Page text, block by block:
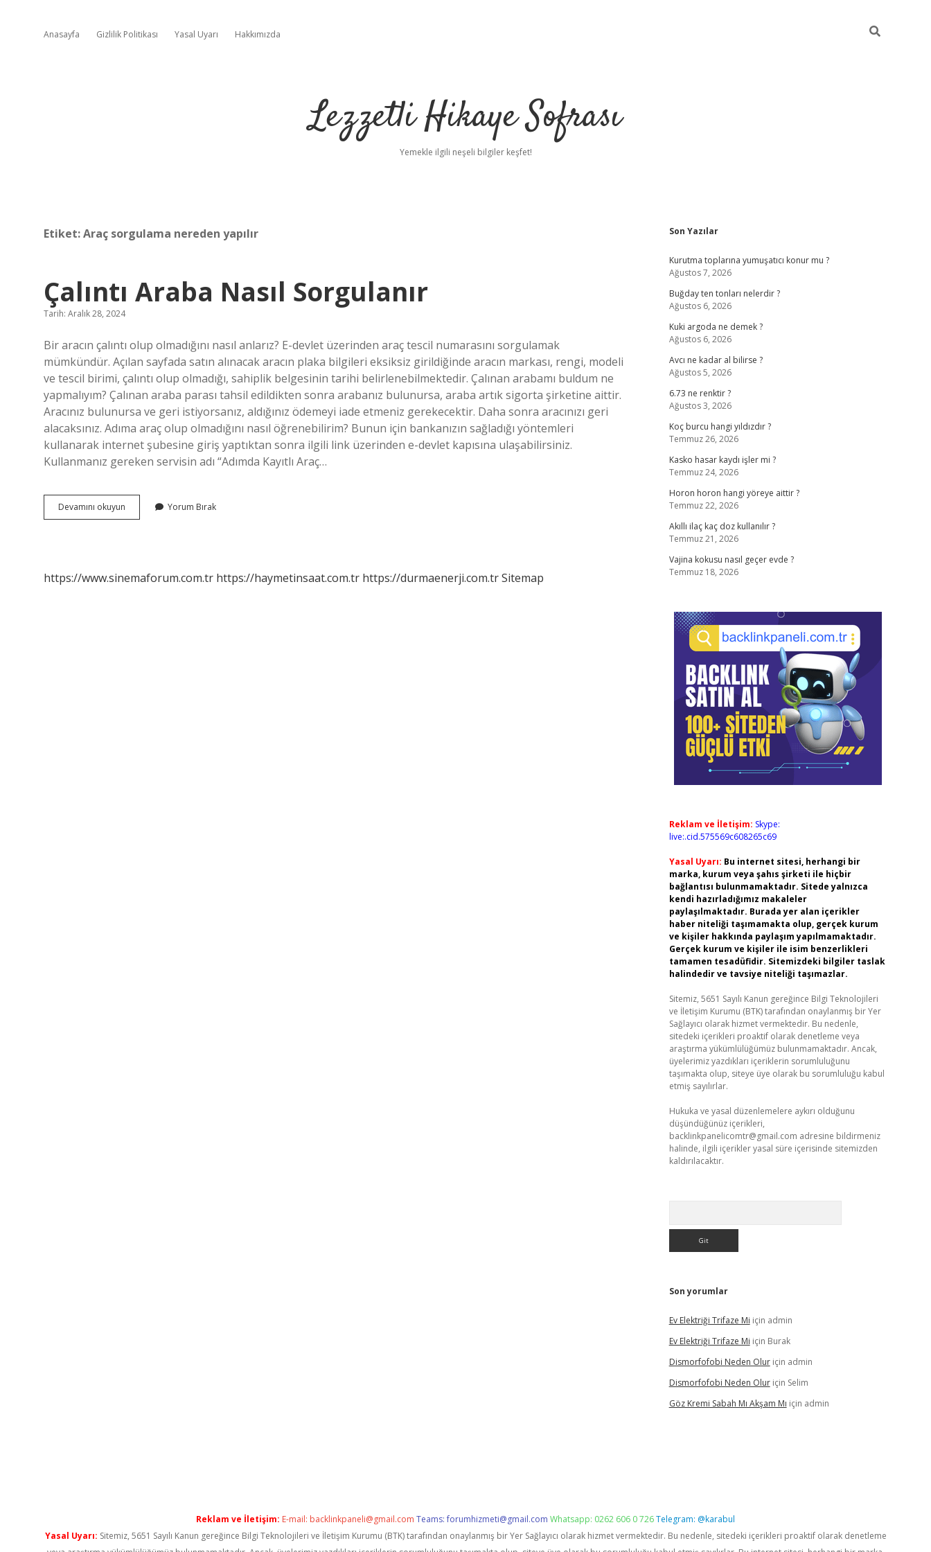
Anasayfa Gizlilik Politikası Yasal Uyarı Hakkımızda
Lezzetli Hikaye Sofrası
Yemekle ilgili neşeli bilgiler keşfet!
Etiket:Araç sorgulama nereden yapılır
Çalıntı Araba Nasıl Sorgulanır
Tarih: Aralık 28, 2024
Bir aracın çalıntı olup olmadığını nasıl anlarız? E-devlet üzerinden araç tescil numarasını sorgulamak
mümkündür. Açılan sayfada satın alınacak aracın plaka bilgileri eksiksiz girildiğinde aracın markası, rengi, modeli
ve tescil birimi, çalıntı olup olmadığı, sahiplik belgesinin tarihi belirlenebilmektedir. Çalınan arabamı buldum ne
yapmalıyım? Çalınan araba parası tahsil edildikten sonra arabanız bulunursa, araba artık sigorta şirketine aittir.
Aracınız bulunursa ve geri istiyorsanız, aldığınız ödemeyi iade etmeniz gerekecektir. Daha sonra aracınızı geri
alacaksınız. Adıma araç olup olmadığını nasıl öğrenebilirim? Bunun için bankanızın sağladığı yöntemleri
kullanarak internet şubesine giriş yaptıktan sonra ilgili link üzerinden e-devlet kapısına ulaşabilirsiniz.
Kullanmanız gereken servisin adı “Adımda Kayıtlı Araç…
Devamını okuyun
Araba
Yorum Bırak
https://www.sinemaforum.com.tr https://haymetinsaat.com.tr https://durmaenerji.com.trSitemap
Sidebar
Son Yazılar
Kurutma toplarına yumuşatıcı konur mu ?
Ağustos 7, 2026
Buğday ten tonları nelerdir ?
Ağustos 6, 2026
Kuki argoda ne demek ?
Ağustos 6, 2026
Avcı ne kadar al bilirse ?
Ağustos 5, 2026
6.73 ne renktir ?
Ağustos 3, 2026
Koç burcu hangi yıldızdır ?
Temmuz 26, 2026
Kasko hasar kaydı işler mi ?
Temmuz 24, 2026
Horon horon hangi yöreye aittir ?
Temmuz 22, 2026
Akıllı ilaç kaç doz kullanılır ?
Temmuz 21, 2026
Vajina kokusu nasıl geçer evde ?
Temmuz 18, 2026
Reklam ve İletişim: Skype:
live:.cid.575569c608265c69
Yasal Uyarı: Bu internet sitesi, herhangi bir
marka, kurum veya şahıs şirketi ile hiçbir
bağlantısı bulunmamaktadır. Sitede yalnızca
kendi hazırladığımız makaleler
paylaşılmaktadır. Burada yer alan içerikler
haber niteliği taşımamakta olup, gerçek kurum
ve kişiler hakkında paylaşım yapılmamaktadır.
Gerçek kurum ve kişiler ile isim benzerlikleri
tamamen tesadüfidir. Sitemizdeki bilgiler taslak
halindedir ve tavsiye niteliği taşımazlar.
Sitemiz, 5651 Sayılı Kanun gereğince Bilgi Teknolojileri
ve İletişim Kurumu (BTK) tarafından onaylanmış bir Yer
Sağlayıcı olarak hizmet vermektedir. Bu nedenle,
sitedeki içerikleri proaktif olarak denetleme veya
araştırma yükümlülüğümüz bulunmamaktadır. Ancak,
üyelerimiz yazdıkları içeriklerin sorumluluğunu
taşımakta olup, siteye üye olarak bu sorumluluğu kabul
etmiş sayılırlar.
Hukuka ve yasal düzenlemelere aykırı olduğunu
düşündüğünüz içerikleri,
backlinkpanelicomtr@gmail.com adresine bildirmeniz
halinde, ilgili içerikler yasal süre içerisinde sitemizden
kaldırılacaktır.
Son yorumlar
Ev Elektriği Trifaze Mi için admin
Ev Elektriği Trifaze Mi için Burak
Dismorfofobi Neden Oluriçin admin
Dismorfofobi Neden Oluriçin Selim
Göz Kremi Sabah Mı Akşam Mı için admin
Reklam ve İletişim: E-mail: backlinkpaneli@gmail.com Teams:forumhizmeti@gmail.com Whatsapp: 0262 606 0 726Telegram: @karabul
Yasal Uyarı: Sitemiz, 5651 Sayılı Kanun gereğince Bilgi Teknolojileri ve İletişim Kurumu (BTK) tarafından onaylanmış bir Yer Sağlayıcı olarak hizmet vermektedir. Bu nedenle, sitedeki içerikleri proaktif olarak denetleme